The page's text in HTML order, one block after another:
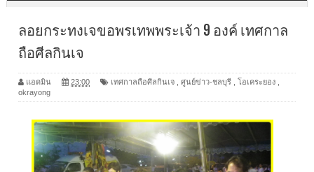
ลอยกระทงเจขอพรเทพพระเจ้า 9 องค์ เทศกาล
ถือศีลกินเจ
แอดมิน 23:00 เทศกาลถือศีลกินเจ ศูนย์ข่าว-ชลบุรี โอเคระยอง
okrayong